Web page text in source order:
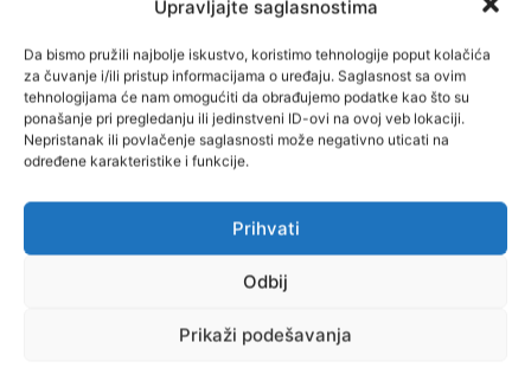
Upravljajte saglasnostima
Da bismo pružili najbolje iskustvo, koristimo tehnologije poput kolačića
za čuvanje i/ili pristup informacijama o uređaju. Saglasnost sa ovim
tehnologijama će nam omogućiti da obrađujemo podatke kao što su
ponašanje pri pregledanju ili jedinstveni ID-ovi na ovoj veb lokaciji.
Nepristanak ili povlačenje saglasnosti može negativno uticati na
određene karakteristike i funkcije.
Prihvati
Odbij
Prikaži podešavanja